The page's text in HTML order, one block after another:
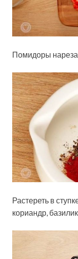
Помидоры
Растереть в
кориандр,